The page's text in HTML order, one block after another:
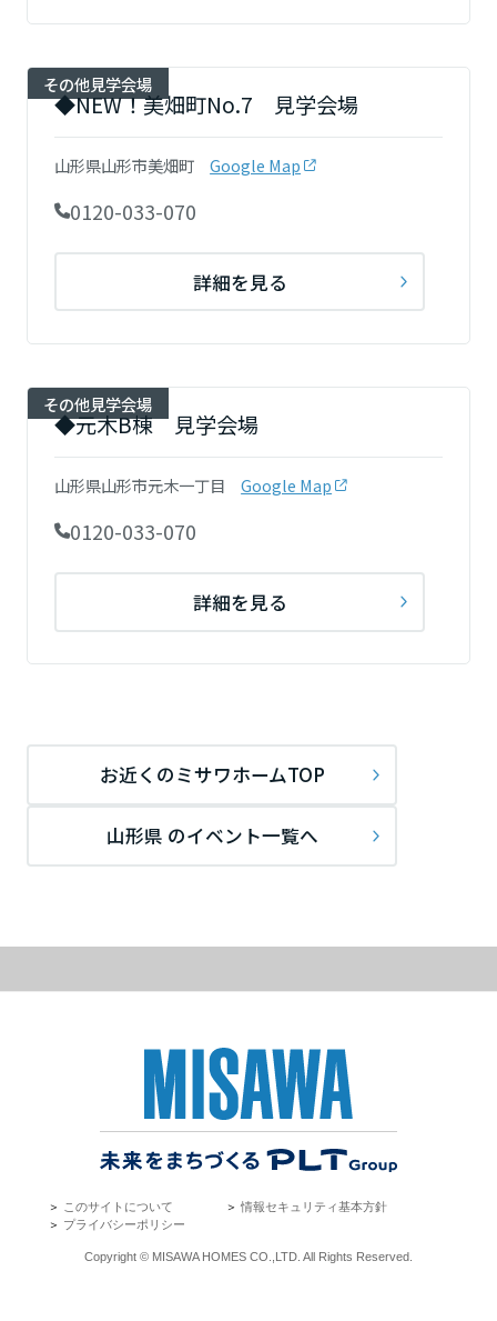
その他見学会場
◆NEW！美畑町No.7 見学会場
山形県山形市美畑町 Google Map
0120-033-070
詳細を見る
その他見学会場
◆元木B棟 見学会場
山形県山形市元木一丁目 Google Map
0120-033-070
詳細を見る
お近くのミサワホームTOP
山形県 のイベント一覧へ
山口県
徳島県
九州エリア
福岡県
佐賀県
長崎県
熊本県
＞ このサイトについて ＞情報セキュリティ基本方針
＞ プライバシーポリシー
Copyright © MISAWA HOMES CO.,LTD. All Rights Reserved.